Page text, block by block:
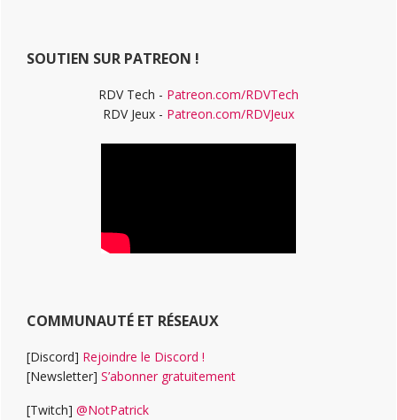
SOUTIEN SUR PATREON !
RDV Tech - Patreon.com/RDVTech
RDV Jeux - Patreon.com/RDVJeux
COMMUNAUTÉ ET RÉSEAUX
[Discord] Rejoindre le Discord !
[Newsletter] S’abonner gratuitement
[Twitch] @NotPatrick